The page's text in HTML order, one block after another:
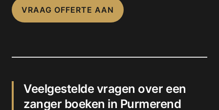
VRAAG OFFERTE AAN
Veelgestelde vragen over een
zanger boeken in Purmerend